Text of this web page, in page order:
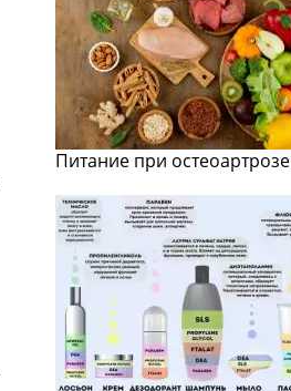
Питание при остеоартрозе